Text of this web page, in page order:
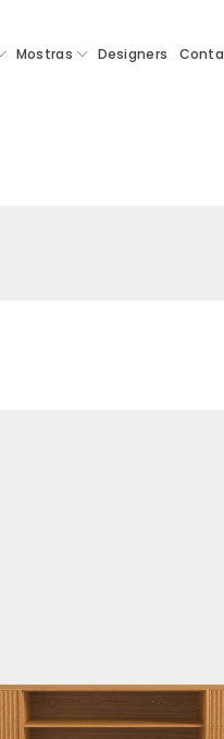
Mostras Designers